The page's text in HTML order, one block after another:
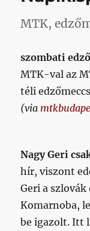
MTK,
szombati
MTK-val az
téli
(via
Nagy Geri
hír, viszont
Geri a
Komarnoba,
be igazolt. Itt